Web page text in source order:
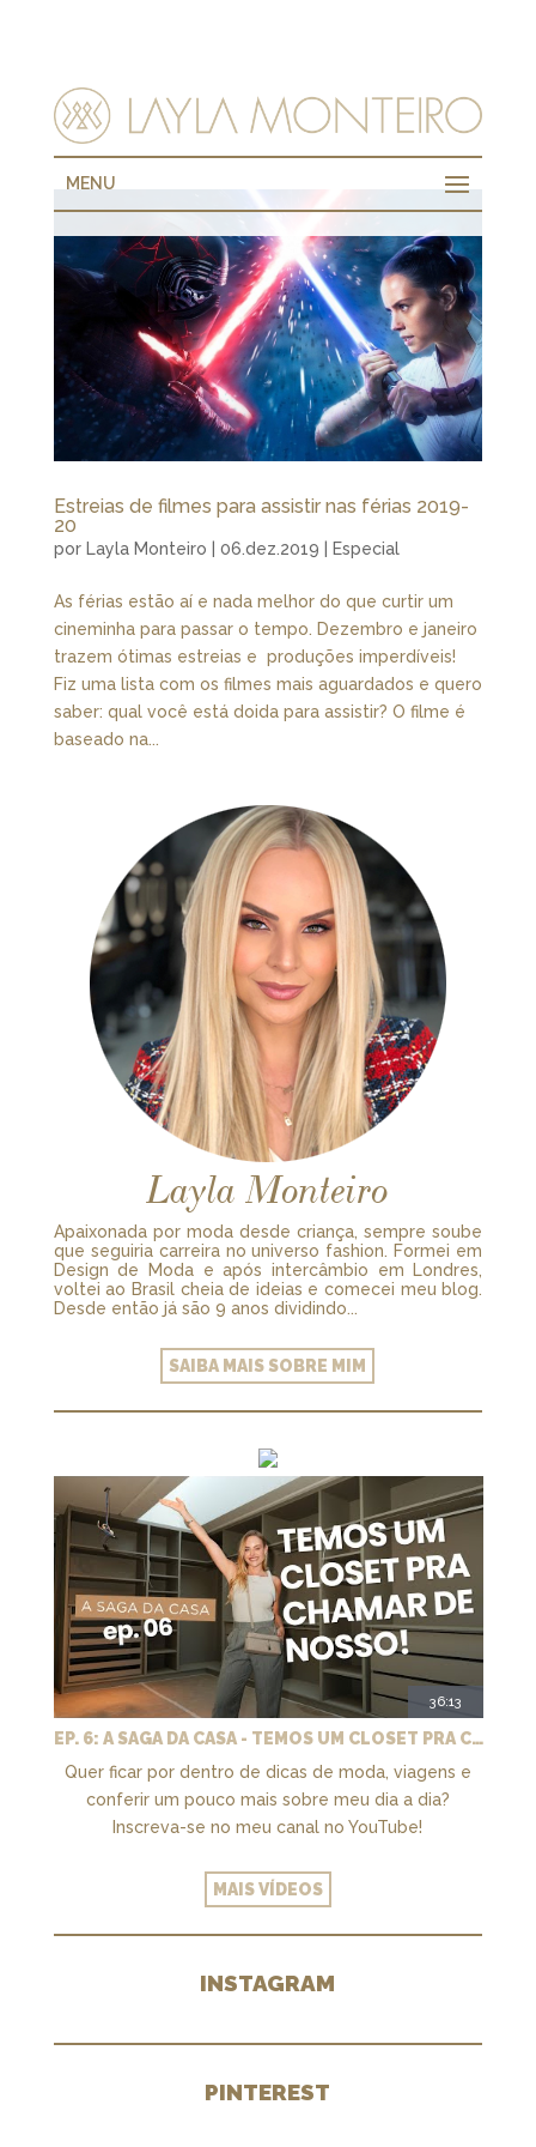
MENU
Estreias de filmes para assistir nas férias 2019-
20
por Layla Monteiro 06.dez.2019 Especial
As férias estão aí e nada melhor do que curtir um
cineminha para passar o tempo. Dezembro e janeiro
trazem ótimas estreias e produções imperdíveis!
Fiz uma lista com os filmes mais aguardados e quero
saber: qual você está doida para assistir? O filme é
baseado na...
Layla Monteiro
Apaixonada por moda desde criança, sempre soube
que seguiria carreira no universo fashion. Formei em
Design de Moda e após intercâmbio em Londres,
voltei ao Brasil cheia de ideias e comecei meu blog.
Desde então já são 9 anos dividindo...
SAIBA MAIS SOBRE MIM
36:13
EP. 6: A SAGA DA CASA - TEMOS UM CLOSET PRA CHAMAR DE NOSSO + MARCENARIA E PAISAGISMO
Quer ficar por dentro de dicas de moda, viagens e
conferir um pouco mais sobre meu dia a dia?
Inscreva-se no meu canal no YouTube!
MAIS VÍDEOS
INSTAGRAM
PINTEREST